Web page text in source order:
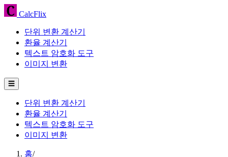
CalcFlix
단위 변환 계산기
환율 계산기
텍스트 암호화 도구
이미지 변환
☰
단위 변환 계산기
환율 계산기
텍스트 암호화 도구
이미지 변환
홈/